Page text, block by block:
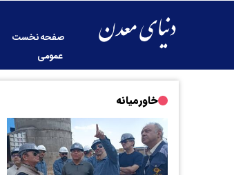
صفحه نخست
عمومی
خاورمیانه